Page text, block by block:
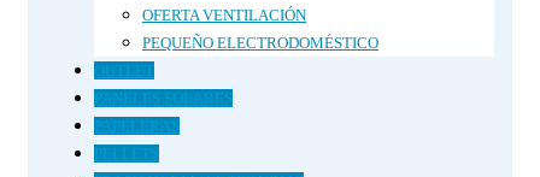
OFERTA VENTILACIÓN
PEQUEÑO ELECTRODOMÉSTICO
OUTLET
PANELES SOLARES
PAPELERAS
PELLETS